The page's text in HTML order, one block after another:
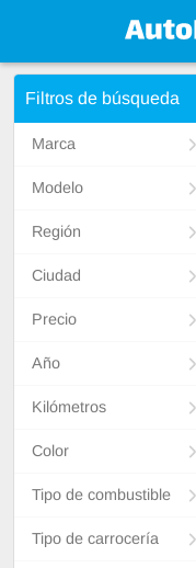
Filtros de búsqueda
Marca
Modelo
Región
Ciudad
Precio
Año
Kilómetros
Color
Tipo de combustible
Tipo de carrocería